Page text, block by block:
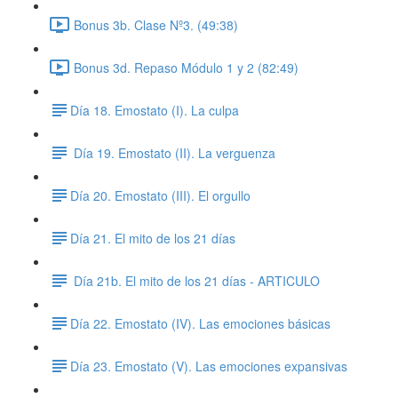
Bonus 3b. Clase Nº3. (49:38)
Bonus 3d. Repaso Módulo 1 y 2 (82:49)
​Día 18. Emostato (I). La culpa
Día 19. Emostato (II). La verguenza
​Día 20. Emostato (III). El orgullo
​Día 21. El mito de los 21 días
Día 21b. El mito de los 21 días - ARTICULO
​Día 22. Emostato (IV). Las emociones básicas
​Día 23. Emostato (V). Las emociones expansivas